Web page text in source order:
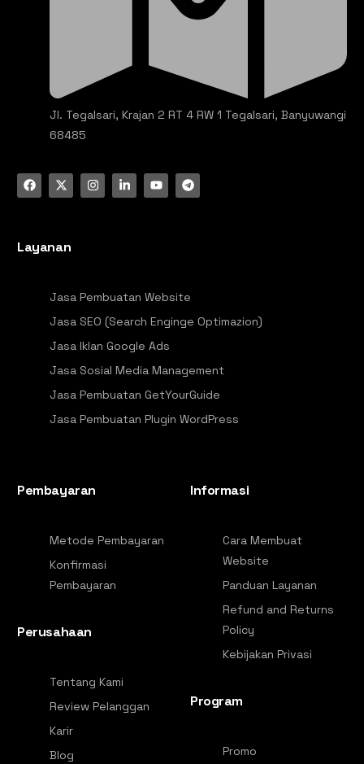
Jl. Tegalsari, Krajan 2 RT 4 RW 1 Tegalsari, Banyuwangi
68485
Layanan
Jasa Pembuatan Website
Jasa SEO (Search Enginge Optimazion)
Jasa Iklan Google Ads
Jasa Sosial Media Management
Jasa Pembuatan GetYourGuide
Jasa Pembuatan Plugin WordPress
Pembayaran
Metode Pembayaran
Konfirmasi
Pembayaran
Perusahaan
Tentang Kami
Review Pelanggan
Karir
Blog
Informasi
Cara Membuat
Website
Panduan Layanan
Refund and Returns
Policy
Kebijakan Privasi
Program
Promo